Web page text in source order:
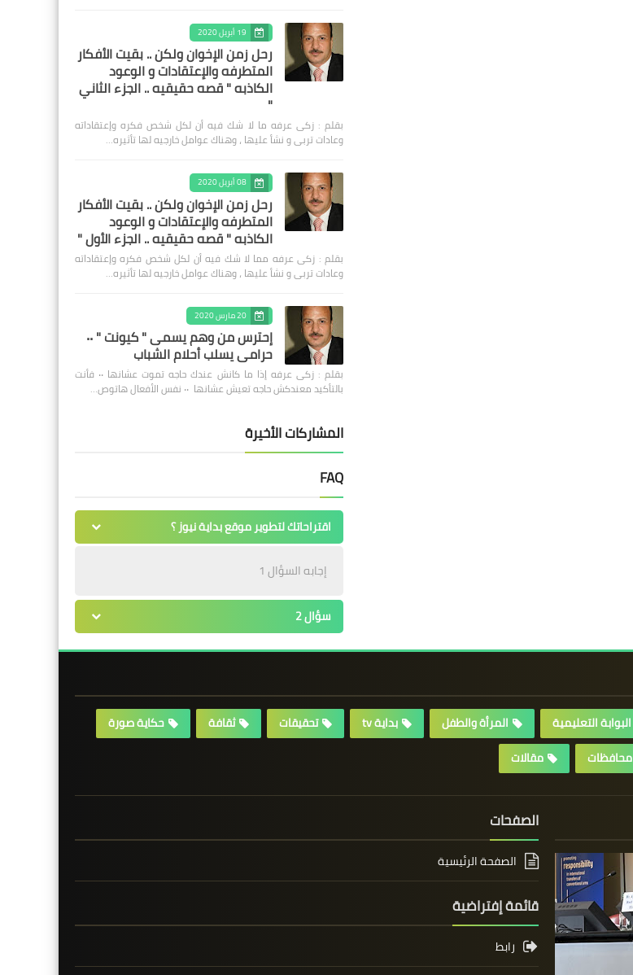
19 أبريل 2020
رحل زمن الإخوان ولكن .. بقيت الأفكار
المتطرفه والإعتقادات و الوعود
الكاذبه " قصه حقيقيه .. الجزء الثاني
"
بقلم : زكى عرفه ‎ما لا شك فيه أن لكل شخص فكره وإعتقاداته
وعادات تربى و نشأ عليها ، وهناك عوامل خارجيه لها تأثيره…
08 أبريل 2020
رحل زمن الإخوان ولكن .. بقيت الأفكار
المتطرفه والإعتقادات و الوعود
الكاذبه " قصه حقيقيه .. الجزء الأول "
بقلم : زكى عرفه مما لا شك فيه أن لكل شخص فكره وإعتقاداته
وعادات تربى و نشأ عليها ، وهناك عوامل خارجيه لها تأثيره…
20 مارس 2020
إحترس من وهم يسمى " كيونت " ٠٠
حرامى يسلب أحلام الشباب
بقلم : زكى عرفه ‎إذا ما كانش عندك حاجه تموت عشانها ٠٠ فأنت
بالتأكيد معندكش حاجه تعيش عشانها ٠٠ نفس الأفعال هاتوص…
المشاركات الأخيرة
FAQ
اقتراحاتك لتطوير موقع بداية نيوز ؟
إجابه السؤال 1
سؤال 2
البوابة التعليمية المرأة والطفل بداية tv تحقيقات ثقافة
حكاية صورة
محافظات مقالات
الصفحات
الصفحة الرئيسية
قائمة إفتراضية
رابط